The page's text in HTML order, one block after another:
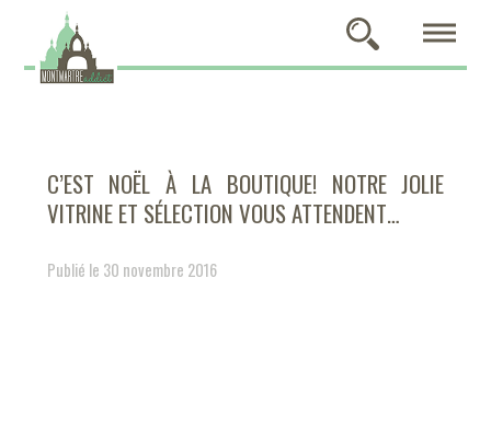
C’EST NOËL À LA BOUTIQUE! NOTRE JOLIE
VITRINE ET SÉLECTION VOUS ATTENDENT…
Publié le 30 novembre 2016